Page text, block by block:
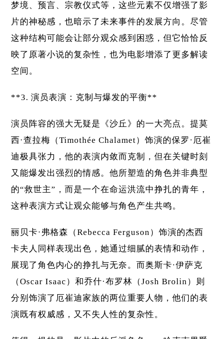
梦境、预言、宗教仪式等，这些元素不仅增强了影
片的神秘感，也暗示了未来事件的发展方向。尽管
这种结构可能会让部分观众感到困惑，但它恰恰反
映了原著小说的复杂性，也为电影增添了更多解读
空间。
**3. 演员表演：克制与爆发的平衡**
演员阵容的强大无疑是《沙丘》的一大亮点。提莫
西·查拉梅（Timothée Chalamet）饰演的保罗·厄崔
迪极具张力，他的表演内敛而克制，但在关键时刻
又能爆发出强烈的情感。他所塑造的角色并非典型
的“救世主”，而是一个在命运洪流中挣扎的青年，
这种表演方式让观众能够与角色产生共鸣。
丽贝卡·弗格森（Rebecca Ferguson）饰演的杰西
卡夫人同样表现出色，她通过细腻的表情和动作，
展现了角色内心的挣扎与无奈。而奥斯卡·伊萨克
（Oscar Isaac）和乔什·布罗林（Josh Brolin）则
分别饰演了厄崔迪家族的两位重要人物，他们的表
演既有权威感，又不失人性的复杂性。